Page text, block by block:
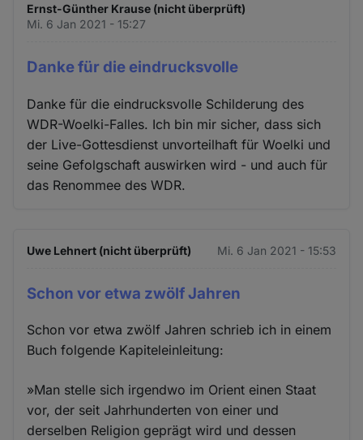
Ernst-Günther Krause (nicht überprüft)
Mi. 6 Jan 2021 - 15:27
Danke für die eindrucksvolle
Danke für die eindrucksvolle Schilderung des
WDR-Woelki-Falles. Ich bin mir sicher, dass sich
der Live-Gottesdienst unvorteilhaft für Woelki und
seine Gefolgschaft auswirken wird - und auch für
das Renommee des WDR.
Uwe Lehnert (nicht überprüft) Mi. 6 Jan 2021 - 15:53
Schon vor etwa zwölf Jahren
Schon vor etwa zwölf Jahren schrieb ich in einem
Buch folgende Kapiteleinleitung:
»Man stelle sich irgendwo im Orient einen Staat
vor, der seit Jahrhunderten von einer und
derselben Religion geprägt wird und dessen